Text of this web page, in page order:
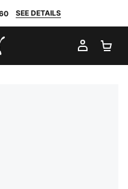
SEE DETAILS
MI